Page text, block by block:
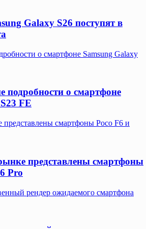
Galaxy S26 поступят в
о смартфоне Samsung Galaxy
подробности о смартфоне
FE
представлены смартфоны Poco F6 и
представлены смартфоны
Pro
рендер ожидаемого смартфона